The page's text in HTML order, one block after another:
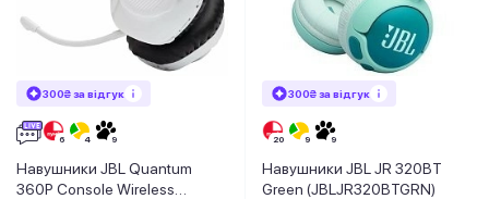
300₴ за відгук
Навушники JBL Quantum
360P Console Wireless
300₴ за відгук
Навушники JBL JR 320BT
Green (JBLJR320BTGRN)